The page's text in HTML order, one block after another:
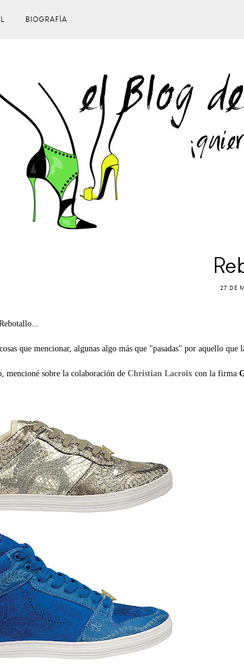
BIOGRAFÍA
27 DE
que mencionar, algunas algo más que "pasadas" por aquello
mencioné sobre la colaboración de Christian Lacroix con la firma